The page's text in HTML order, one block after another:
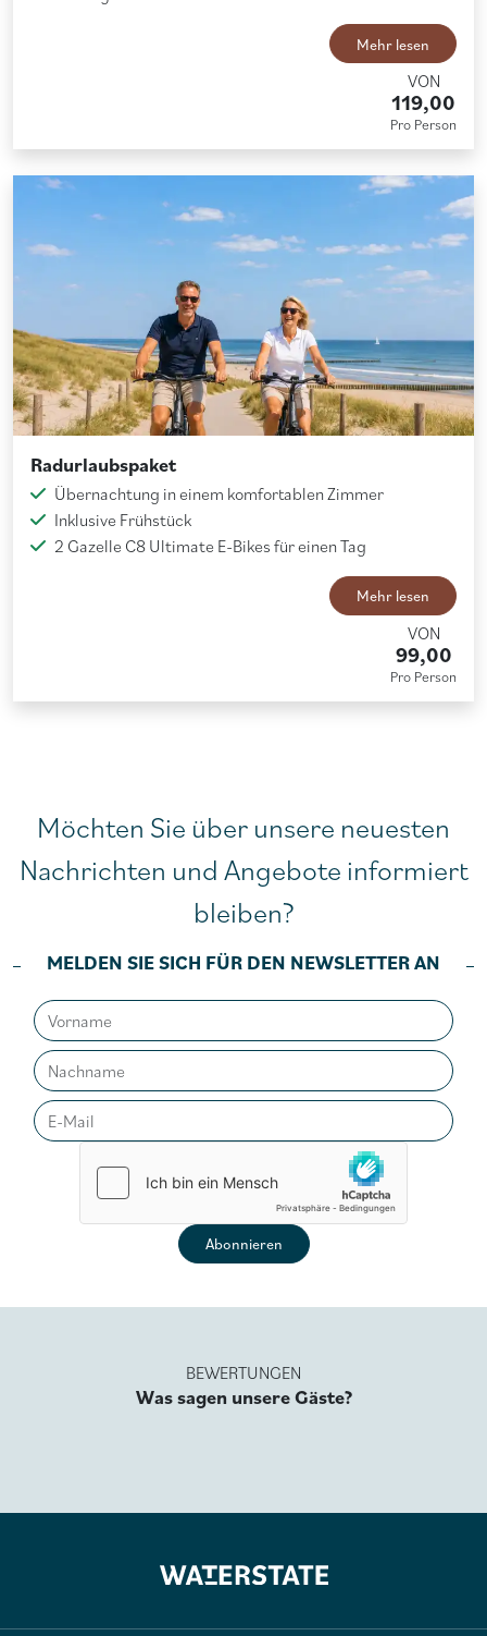
Mehr lesen
VON
119,00
Pro Person
Radurlaubspaket
Übernachtung in einem komfortablen Zimmer
Inklusive Frühstück
2 Gazelle C8 Ultimate E-Bikes für einen Tag
Mehr lesen
VON
99,00
Pro Person
Möchten Sie über unsere neuesten
Nachrichten und Angebote informiert
bleiben?
MELDEN SIE SICH FÜR DEN NEWSLETTER AN
BEWERTUNGEN
Was sagen unsere Gäste?